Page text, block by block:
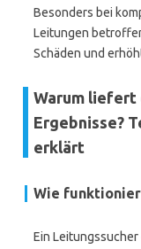
Besonders bei
Leitungen
Schäden und
Warum liefert
Ergebnisse?
erklärt
Wie
Ein